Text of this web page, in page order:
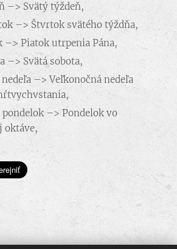
–> Svätý týždeň,
–> Štvrtok svätého týždňa,
–> Piatok utrpenia Pána,
–> Svätá sobota,
–> Veľkonočná nedeľa
–> Pondelok vo
oktáve,